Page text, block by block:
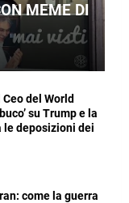
MEME DI
del World
su Trump e la
le deposizioni dei
come la guerra